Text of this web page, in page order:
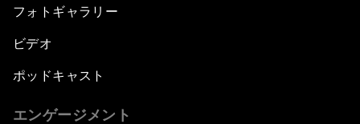
フォトギャラリー
ビデオ
ポッドキャスト
エンゲージメント